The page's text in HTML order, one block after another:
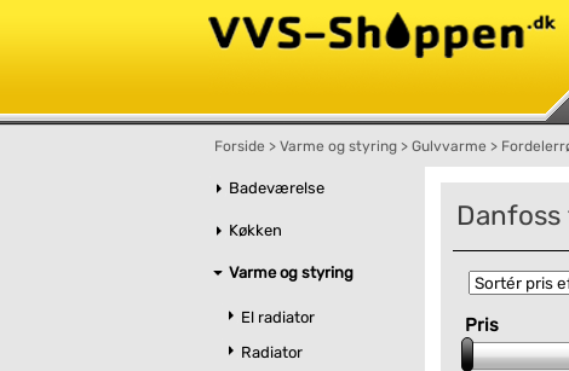
Forside > Varme og styring > Gulvvarme >
Badeværelse
Køkken
Varme og styring
El radiator
Radiator
Pris